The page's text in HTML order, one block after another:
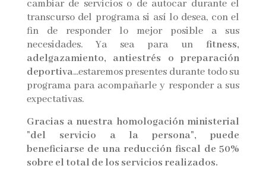
cambiar de servicios o de autocar durante el
transcurso del programa si así lo desea, con el
fin de responder lo mejor posible a sus
necesidades. Ya sea para unfitness,
adelgazamiento, antiestrés o preparación
deportiva...estaremos presentes durante todo su
programa para acompañarle y responder a sus
expectativas.
Gracias a nuestra homologación ministerial
"del servicio a la persona", puede
beneficiarse de una reducción fiscal de 50%
sobre el total de los servicios realizados.